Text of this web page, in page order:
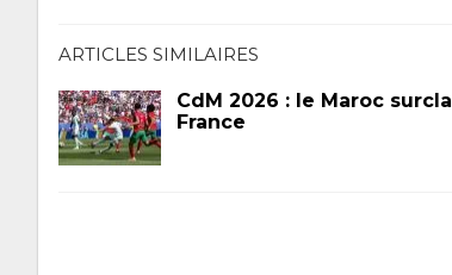
ARTICLES SIMILAIRES
CdM 2026 : le Maroc
France